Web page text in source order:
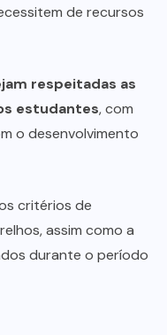
de recursos
respeitadas as
estudantes, com
o desenvolvimento
critérios de
assim como a
durante o período